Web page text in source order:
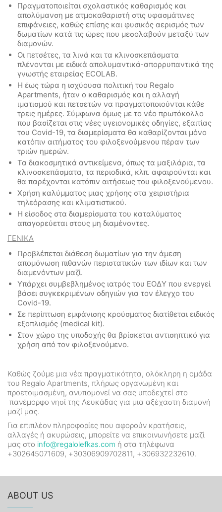
Πραγματοποιείται σχολαστικός καθαρισμός και
απολύμανση με ατμοκαθαριστή στις υφασμάτινες
επιφάνειες, καθώς επίσης και φυσικός αερισμός των
δωματίων κατά τις ώρες που μεσολαβούν μεταξύ των
διαμονών.
Οι πετσέτες, τα λινά και τα κλινοσκεπάσματα
πλένονται με ειδικά απολυμαντικά-απορρυπαντικά της
γνωστής εταιρείας ECOLAB.
Η έως τώρα η ισχύουσα πολιτική του Regalo
Apartments, ήταν ο καθαρισμός και η αλλαγή
ιματισμού και πετσετών να πραγματοποιούνται κάθε
τρεις ημέρες. Σύμφωνα όμως με το νέο πρωτόκολλο
που βασίζεται στις νέες υγειονομικές οδηγίες, εξαιτίας
του Covid-19, τα διαμερίσματα θα καθαρίζονται μόνο
κατόπιν αιτήματος του φιλοξενούμενου πέραν των
τριών ημερών.
Τα διακοσμητικά αντικείμενα, όπως τα μαξιλάρια, τα
κλινοσκεπάσματα, τα περιοδικά, κλπ. αφαιρούνται και
θα παρέχονται κατόπιν αιτήσεως του φιλοξενούμενου.
Χρήση καλύμματος μιας χρήσης στα χειριστήρια
τηλεόρασης και κλιματιστικού.
Η είσοδος στα διαμερίσματα του καταλύματος
απαγορεύεται στους μη διαμένοντες.
ΓΕΝΙΚΑ
Προβλέπεται διάθεση δωματίων για την άμεση
απομόνωση πιθανών περιστατικών των ιδίων και των
διαμενόντων μαζί.
Υπάρχει συμβεβλημένος ιατρός του ΕΟΔΥ που ενεργεί
βάσει συγκεκριμένων οδηγιών για τον έλεγχο του
Covid-19.
Σε περίπτωση εμφάνισης κρούσματος διατίθεται ειδικός
εξοπλισμός (medical kit).
Στον χώρο της υποδοχής θα βρίσκεται αντισηπτικό για
χρήση από τον φιλοξενούμενο.
Καθώς ζούμε μια νέα πραγματικότητα, ολόκληρη η ομάδα
του Regalo Apartments, πλήρως οργανωμένη και
προετοιμασμένη, ανυπομονεί να σας υποδεχτεί στο
πανέμορφο νησί της Λευκάδας για μια αξέχαστη διαμονή
μαζί μας.
Για επιπλέον πληροφορίες που αφορούν κρατήσεις,
αλλαγές ή ακυρώσεις, μπορείτε να επικοινωνήσετε μαζί
μας στο info@regalolefkas.com ή στα τηλέφωνα
+302645071609, +30306909702811, +306932232610.
ABOUT US